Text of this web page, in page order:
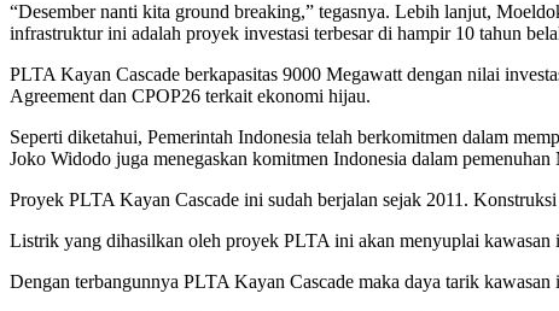
“Desember nanti kita ground breaking,” tegasnya. Lebih lanjut,
infrastruktur ini adalah proyek investasi terbesar di hampir 10 tahun
PLTA Kayan Cascade berkapasitas 9000 Megawatt dengan nilai
Agreement dan CPOP26 terkait ekonomi hijau.
Seperti diketahui, Pemerintah Indonesia telah berkomitmen dalam
Joko Widodo juga menegaskan komitmen Indonesia dalam
Proyek PLTA Kayan Cascade ini sudah berjalan sejak 2011.
Listrik yang dihasilkan oleh proyek PLTA ini akan menyuplai
Dengan terbangunnya PLTA Kayan Cascade maka daya tarik